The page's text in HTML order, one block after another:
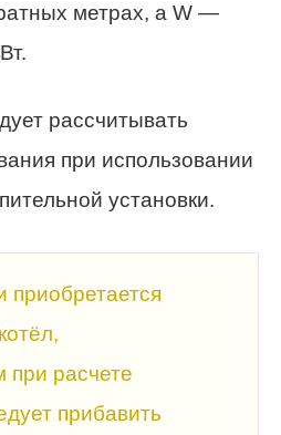
метрах, а W —
рассчитывать
при использовании
установки.
приобретается
при расчете
прибавить